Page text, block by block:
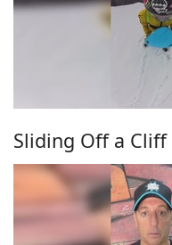
Sliding Off a